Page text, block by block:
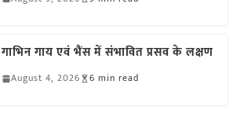
गाभिन गाय एवं भैंस में संभावित प्रसव के लक्षण
August 4, 2026 6 min read